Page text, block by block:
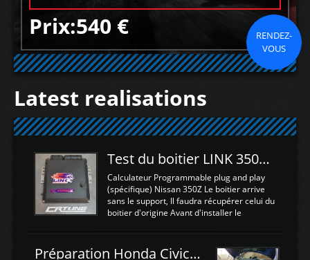
Prix:540 €
RENDEZ-
VOUS
Latest realisations
Test du boitier LINK 350Z Plugin ECU
Calculateur Programmable plug and play
(spécifique) Nissan 350Z Le boitier arrive
sans le support, Il faudra récupérer celui du
boitier d'origine Avant d'installer le
d'envoyer l'information de la large bande
Préparation Honda Civic Type R FK2